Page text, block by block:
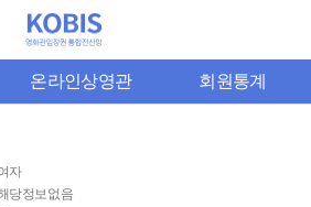
온라인상영관 회원통계
자
당정보없음